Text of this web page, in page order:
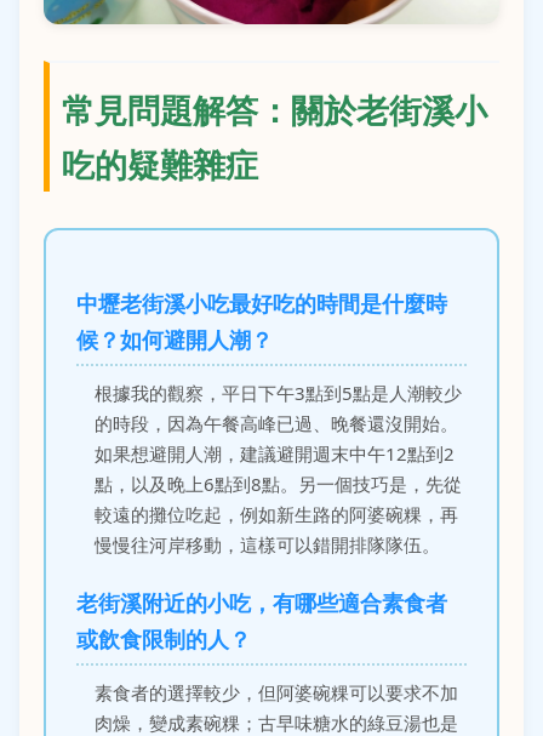
常見問題解答：關於老街溪小
吃的疑難雜症
中壢老街溪小吃最好吃的時間是什麼時
候？如何避開人潮？
根據我的觀察，平日下午3點到5點是人潮較少
的時段，因為午餐高峰已過、晚餐還沒開始。
如果想避開人潮，建議避開週末中午12點到2
點，以及晚上6點到8點。另一個技巧是，先從
較遠的攤位吃起，例如新生路的阿婆碗粿，再
慢慢往河岸移動，這樣可以錯開排隊隊伍。
老街溪附近的小吃，有哪些適合素食者
或飲食限制的人？
素食者的選擇較少，但阿婆碗粿可以要求不加
肉燥，變成素碗粿；古早味糖水的綠豆湯也是